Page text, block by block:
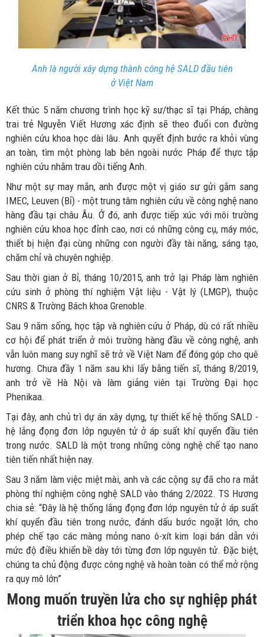
Anh là người xây dựng thành công hệ SALD đầu tiên
ở Việt Nam
Kết thúc 5 năm chương trình học kỹ sư/thạc sĩ tại Pháp, chàng
trai trẻ Nguyễn Viết Hương xác định sẽ theo đuổi con đường
nghiên cứu khoa học dài lâu. Anh quyết định bước ra khỏi vùng
an toàn, tìm một phòng lab bên ngoài nước Pháp để thực tập
nghiên cứu nhằm trau dồi tiếng Anh.
Như một sự may mắn, anh được một vị giáo sư gửi gắm sang
IMEC, Leuven (Bỉ) - một trung tâm nghiên cứu về công nghệ nano
hàng đầu tại châu Âu. Ở đó, anh được tiếp xúc với môi trường
nghiên cứu khoa học đỉnh cao, nơi có những công cụ, máy móc,
thiết bị hiện đại cùng những con người đầy tài năng, sáng tạo,
chăm chỉ và chuyên nghiệp.
Sau thời gian ở Bỉ, tháng 10/2015, anh trở lại Pháp làm nghiên
cứu sinh ở phòng thí nghiệm Vật liệu - Vật lý (LMGP), thuộc
CNRS & Trường Bách khoa Grenoble.
Sau 9 năm sống, học tập và nghiên cứu ở Pháp, dù có rất nhiều
cơ hội để phát triển ở môi trường hàng đầu về công nghệ, anh
vẫn luôn mang suy nghĩ sẽ trở về Việt Nam để đóng góp cho quê
hương. Chưa đầy 1 năm sau khi lấy bằng tiến sĩ, tháng 8/2019,
anh trở về Hà Nội và làm giảng viên tại Trường Đại học
Phenikaa.
Tại đây, anh chủ trì dự án xây dựng, tự thiết kế hệ thống SALD -
hệ lắng đọng đơn lớp nguyên tử ở áp suất khí quyển đầu tiên
trong nước. SALD là một trong những công nghệ chế tạo nano
tiên tiến nhất hiện nay.
Sau 3 năm làm việc miệt mài, anh và các cộng sự đã cho ra mắt
phòng thí nghiệm công nghệ SALD vào tháng 2/2022. TS Hương
chia sẻ: “Đây là hệ thống lắng đọng đơn lớp nguyên tử ở áp suất
khí quyển đầu tiên trong nước, đánh dấu bước ngoặt lớn, cho
phép chế tạo các màng mỏng nano ô-xít kim loại bán dẫn với
mức độ điều khiển bề dày tới từng đơn lớp nguyên tử. Đặc biệt,
chúng ta chủ động được công nghệ và hoàn toàn có thể mở rộng
ra quy mô lớn”
Mong muốn truyền lửa cho sự nghiệp phát
triển khoa học công nghệ